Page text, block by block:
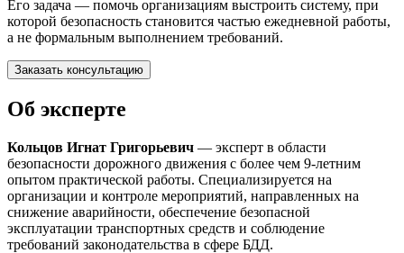
Его задача — помочь организациям выстроить систему, при
которой безопасность становится частью ежедневной работы,
а не формальным выполнением требований.
Заказать консультацию
Об эксперте
Кольцов Игнат Григорьевич — эксперт в области
безопасности дорожного движения с более чем 9-летним
опытом практической работы. Специализируется на
организации и контроле мероприятий, направленных на
снижение аварийности, обеспечение безопасной
эксплуатации транспортных средств и соблюдение
требований законодательства в сфере БДД.